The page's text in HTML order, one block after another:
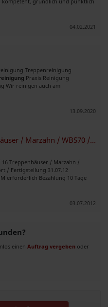
04.02.2021
Treppenreinigung
Praxis Reinigung
Wir reinigen auch am
13.09.2020
Grundreinigung 16 Treppenhäuser / Marzahn / WBS70 / 11
16 Treppenhäuser / Marzahn /
/ Fertigstellung 31.07.12
erforderlich Bezahlung 10 Tage
03.07.2012
einen Auftrag vergeben oder